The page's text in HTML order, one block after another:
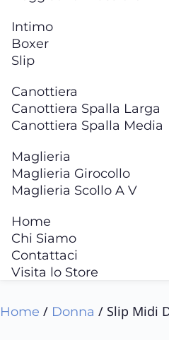
Intimo
Boxer
Slip
Canottiera
Canottiera Spalla Larga
Canottiera Spalla Media
Maglieria
Maglieria Girocollo
Maglieria Scollo A V
Home
Chi Siamo
Contattaci
Visita lo Store
Home / Donna / Slip Midi